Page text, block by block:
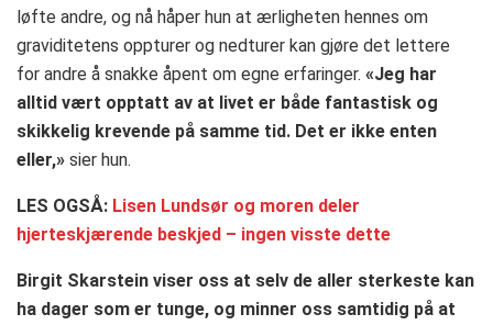
løfte andre, og nå håper hun at ærligheten hennes om
graviditetens oppturer og nedturer kan gjøre det lettere
for andre å snakke åpent om egne erfaringer. «Jeg har
alltid vært opptatt av at livet er både fantastisk og
skikkelig krevende på samme tid. Det er ikke enten
eller,» sier hun.
LES OGSÅ: Lisen Lundsør og moren deler
hjerteskjærende beskjed – ingen visste dette
Birgit Skarstein viser oss at selv de aller sterkeste kan
ha dager som er tunge, og minner oss samtidig på at